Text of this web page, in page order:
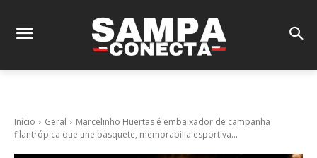
Início Geral
Marcelinho Huertas é embaixador de campanha
filantrópica que une basquete, memorabilia esportiva...